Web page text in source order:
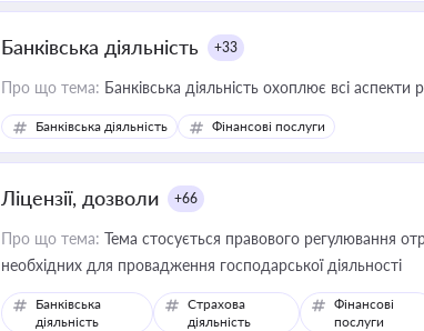
Банківська діяльність +33
Про що тема: Банківська діяльність охоплює всі
Банківська діяльність Фінансові послуги
Ліцензії, дозволи +66
Про що тема: Тема стосується правового регулювання
необхідних для провадження господарської діяльності
Банківська
діяльність
Страхова
діяльність
Фінансові
послуги